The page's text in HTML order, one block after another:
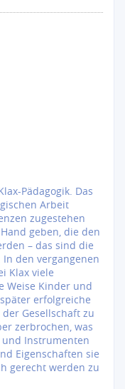
Pädagogik. Das
Arbeit
zugestehen
geben, die den
– das sind die
den vergangenen
Klax viele
Weise Kinder und
erfolgreiche
Gesellschaft zu
zerbrochen, was
und Instrumenten
Eigenschaften sie
gerecht werden zu